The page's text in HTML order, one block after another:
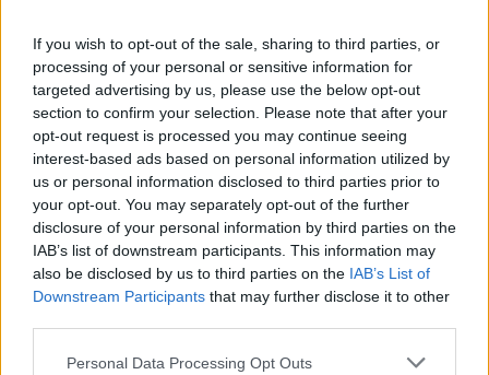
If you wish to opt-out of the sale, sharing to third parties, or
processing of your personal or sensitive information for
targeted advertising by us, please use the below opt-out
section to confirm your selection. Please note that after your
opt-out request is processed you may continue seeing
interest-based ads based on personal information utilized by
us or personal information disclosed to third parties prior to
your opt-out. You may separately opt-out of the further
disclosure of your personal information by third parties on the
IAB’s list of downstream participants. This information may
also be disclosed by us to third parties on the IAB’s List of
Downstream Participants that may further disclose it to other
Personal Data Processing Opt Outs
✓ Από τα 387 στελέχη τύπου Α που
υποτυποποιήθηκαν, τα 267 ανήκαν στον
υπότυπο Α(Η3) και τα 120 ανήκαν στον
υπότυπο Α(Η1)pdm09. Το καλύτερο μέτρο
πρόληψης παραμένει ο εμβολιασμός. Ο ΕΟΔΥ
κάνει ισχυρή σύσταση στις ομάδες υψηλού
κινδύνου για εμβολιασμό χωρίς καθυστέρηση
κατά της γρίπης, έγκαιρη αναζήτηση ιατρικής
φροντίδας επί εμφάνισης
συμπτωμάτων συμβατών με γρίπη για
χρήση μάσκας σε κλειστούς χώρους με